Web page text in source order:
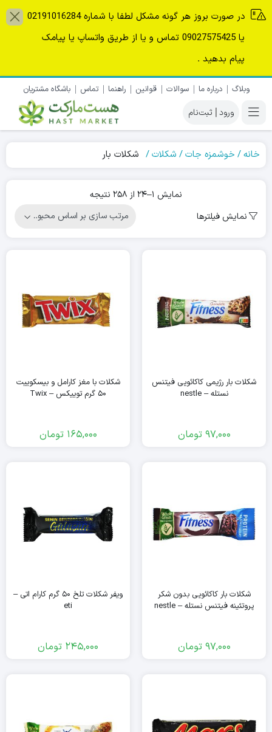
در صورت بروز هر گونه مشکل لطفا با شماره 02191016284
یا 09027575425 تماس و یا از طریق واتساپ یا پیامک
پیام بدهید .
وبلاگ درباره ما سوالات قوانین راهنما تماس باشگاه مشتریان
|
خانه خوشمزه جات شکلات شکلات بار
نمایش 1–24 از 258 نتیجه
Sorted
popularity
نمایش فیلترها
شکلات بار رژیمی کاکائویی فیتنس
نستله – nestle
97,000 تومان
شکلات با مغز کارامل و بیسکوییت
۵۰ گرم توییکس – Twix
165,000 تومان
شکلات بار کاکائویی بدون شکر
پروتئینه فیتنس نستله – nestle
97,000 تومان
ویفر شکلات تلخ ۵۰ گرم کارام اتی –
eti
245,000 تومان